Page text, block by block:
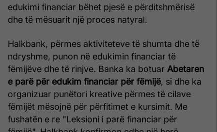
edukimi financiar bëhet pjesë e përditshmërisë
dhe të mësuarit një proces natyral.
Halkbank, përmes aktiviteteve të shumta dhe të
ndryshme, punon në edukimin financiar të
fëmijëve dhe të rinjve. Banka ka botuar Abetaren
e parë për edukim financiar për fëmijë, si dhe ka
organizuar punëtori kreative përmes të cilave
fëmijët mësojnë për përfitimet e kursimit. Me
fushatën e re "Leksioni i parë financiar për